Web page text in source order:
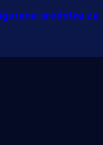
sredstva za